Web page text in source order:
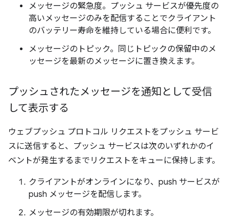
メッセージの緊急度。プッシュ サービスが優先度の
高いメッセージのみを配信することでクライアント
のバッテリー寿命を維持している場合に便利です。
メッセージのトピック。同じトピックの保留中のメ
ッセージを最新のメッセージに置き換えます。
プッシュされたメッセージを通知として受信
して表示する
ウェブプッシュ プロトコル リクエストをプッシュ サービ
スに送信すると、プッシュ サービスは次のいずれかのイ
ベントが発生するまでリクエストをキューに保持します。
クライアントがオンラインになり、push サービスが
push メッセージを配信します。
メッセージの有効期限が切れます。